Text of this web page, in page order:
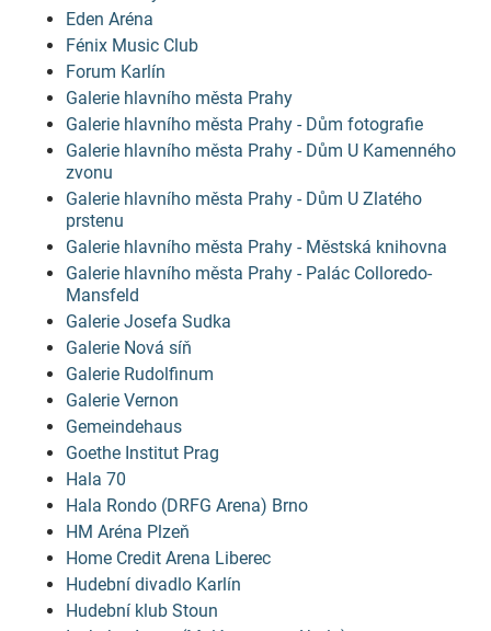
Eden Aréna
Fénix Music Club
Forum Karlín
Galerie hlavního města Prahy
Galerie hlavního města Prahy - Dům fotografie
Galerie hlavního města Prahy - Dům U Kamenného
zvonu
Galerie hlavního města Prahy - Dům U Zlatého
prstenu
Galerie hlavního města Prahy - Městská knihovna
Galerie hlavního města Prahy - Palác Colloredo-
Mansfeld
Galerie Josefa Sudka
Galerie Nová síň
Galerie Rudolfinum
Galerie Vernon
Gemeindehaus
Goethe Institut Prag
Hala 70
Hala Rondo (DRFG Arena) Brno
HM Aréna Plzeň
Home Credit Arena Liberec
Hudební divadlo Karlín
Hudební klub Stoun